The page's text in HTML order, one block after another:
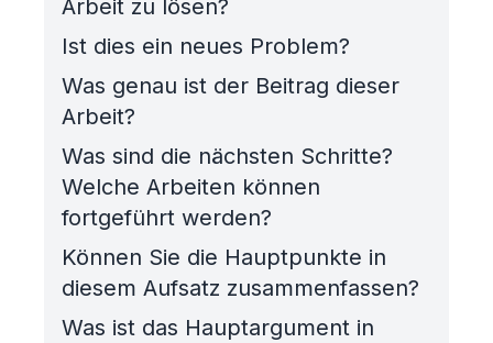
Arbeit zu lösen?
Ist dies ein neues Problem?
Was genau ist der Beitrag dieser
Arbeit?
Was sind die nächsten Schritte?
Welche Arbeiten können
fortgeführt werden?
Können Sie die Hauptpunkte in
diesem Aufsatz zusammenfassen?
Was ist das Hauptargument in